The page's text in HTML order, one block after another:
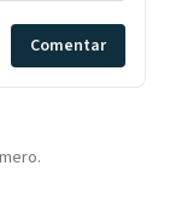
Comentar